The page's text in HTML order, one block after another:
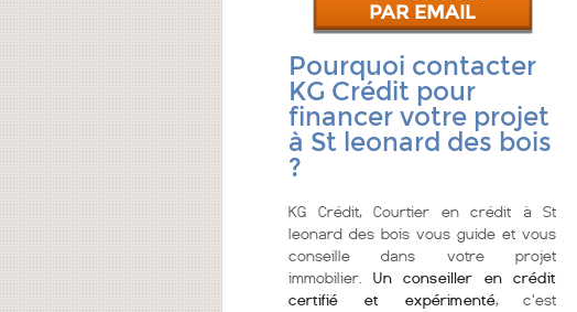
PAR EMAIL
Pourquoi contacter
KG Crédit pour
financer votre projet
à St leonard des bois
?
KG Crédit, Courtier en crédit à St
leonard des bois vous guide et vous
conseille dans votre projet
immobilier. Un conseiller en crédit
certifié et expérimenté, c'est